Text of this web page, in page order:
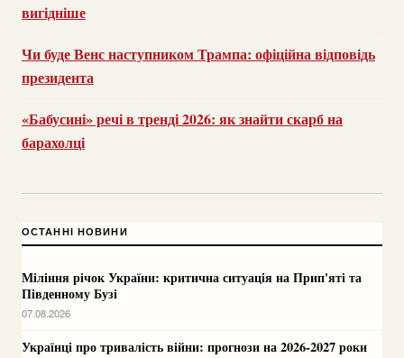
вигідніше
Чи буде Венс наступником Трампа: офіційна відповідь
президента
«Бабусині» речі в тренді 2026: як знайти скарб на
барахолці
ОСТАННІ НОВИНИ
Міління річок України: критична ситуація на Прип'яті та
Південному Бузі
07.08.2026
Українці про тривалість війни: прогнози на 2026-2027 роки